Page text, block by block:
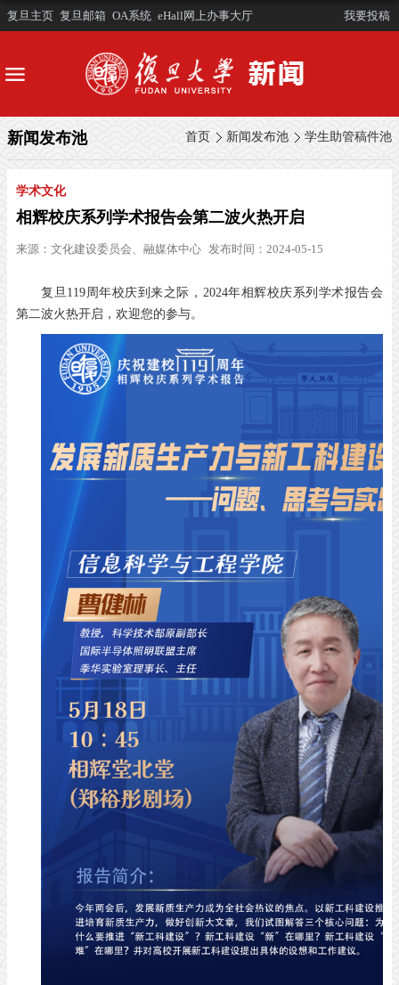
复旦主页 复旦邮箱 OA系统 eHall网上办事大厅 我要投稿
首页 新闻发布池 学生助管稿件池
新闻发布池
学术文化
相辉校庆系列学术报告会第二波火热开启
来源： 文化建设委员会、融媒体中心 发布时间：2024-05-15
复旦119周年校庆到来之际，2024年相辉校庆系列学术报告会
第二波火热开启，欢迎您的参与。